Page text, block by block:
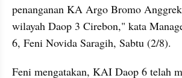
penanganan KA Argo Bromo
wilayah Daop 3 Cirebon," kata
6, Feni Novida Saragih, Sabtu (2/8).